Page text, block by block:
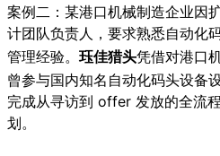
案例二：某港口机械制造企业因
计团队负责人，要求熟悉自动化
管理经验。 珏佳猎头凭借对港口
曾参与国内知名自动化码头设备
完成从寻访到 offer 发放的全流
划。